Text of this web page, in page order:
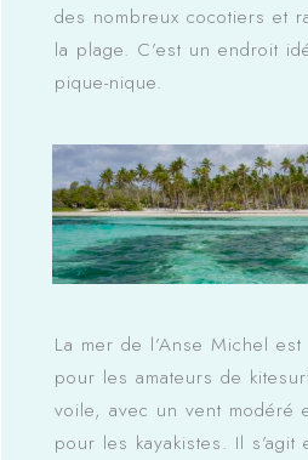
des nombreux cocotiers et
la plage. C’est un endroit
pique-nique.
La mer de l’Anse Michel
pour les amateurs de
voile, avec un vent modéré
pour les kayakistes. Il s’agit